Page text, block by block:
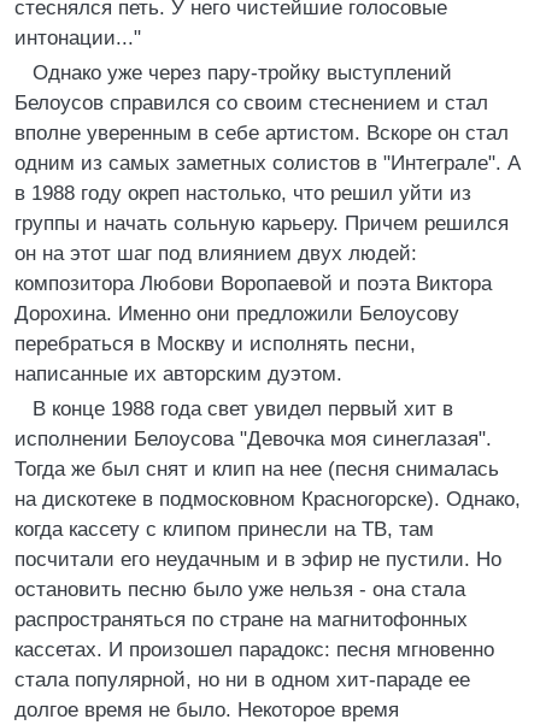
стеснялся петь. У него чистейшие голосовые
интонации..."
Однако уже через пару-тройку выступлений
Белоусов справился со своим стеснением и стал
вполне уверенным в себе артистом. Вскоре он стал
одним из самых заметных солистов в "Интеграле". А
в 1988 году окреп настолько, что решил уйти из
группы и начать сольную карьеру. Причем решился
он на этот шаг под влиянием двух людей:
композитора Любови Воропаевой и поэта Виктора
Дорохина. Именно они предложили Белоусову
перебраться в Москву и исполнять песни,
написанные их авторским дуэтом.
В конце 1988 года свет увидел первый хит в
исполнении Белоусова "Девочка моя синеглазая".
Тогда же был снят и клип на нее (песня снималась
на дискотеке в подмосковном Красногорске). Однако,
когда кассету с клипом принесли на ТВ, там
посчитали его неудачным и в эфир не пустили. Но
остановить песню было уже нельзя - она стала
распространяться по стране на магнитофонных
кассетах. И произошел парадокс: песня мгновенно
стала популярной, но ни в одном хит-параде ее
долгое время не было. Некоторое время